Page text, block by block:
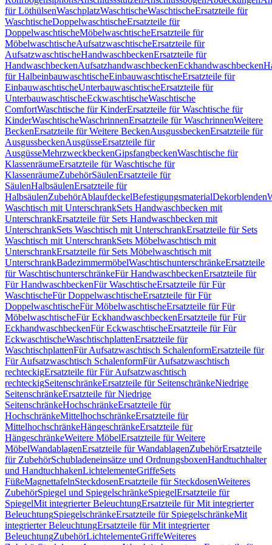
für LöthülsenWaschplatzWaschtischeWaschtischeErsatzteile für
WaschtischeDoppelwaschtischeErsatzteile für
DoppelwaschtischeMöbelwaschtischeErsatzteile für
MöbelwaschtischeAufsatzwaschtischeErsatzteile für
AufsatzwaschtischeHandwaschbeckenErsatzteile für
HandwaschbeckenAufsatzhandwaschbeckenEckhandwaschbecken
für HalbeinbauwaschtischeEinbauwaschtischeErsatzteile für
EinbauwaschtischeUnterbauwaschtischeErsatzteile für
UnterbauwaschtischeEckwaschtischeWaschtische
ComfortWaschtische für KinderErsatzteile für Waschtische für
KinderWaschtischeWaschrinnenErsatzteile für WaschrinnenWeitere
BeckenErsatzteile für Weitere BeckenAusgussbeckenErsatzteile für
AusgussbeckenAusgüsseErsatzteile für
AusgüsseMehrzweckbeckenGipsfangbeckenWaschtische für
KlassenräumeErsatzteile für Waschtische für
KlassenräumeZubehörSäulenErsatzteile für
SäulenHalbsäulenErsatzteile für
HalbsäulenZubehörAblaufdeckelBefestigungsmaterialDekorblenden
Waschtisch mit UnterschrankSets Handwaschbecken mit
UnterschrankErsatzteile für Sets Handwaschbecken mit
UnterschrankSets Waschtisch mit UnterschrankErsatzteile für Sets
Waschtisch mit UnterschrankSets Möbelwaschtisch mit
UnterschrankErsatzteile für Sets Möbelwaschtisch mit
UnterschrankBadezimmermöbelWaschtischunterschränkeErsatzteile
für WaschtischunterschränkeFür HandwaschbeckenErsatzteile für
Für HandwaschbeckenFür WaschtischeErsatzteile für Für
WaschtischeFür DoppelwaschtischeErsatzteile für Für
DoppelwaschtischeFür MöbelwaschtischeErsatzteile für Für
MöbelwaschtischeFür EckhandwaschbeckenErsatzteile für Für
EckhandwaschbeckenFür EckwaschtischeErsatzteile für Für
EckwaschtischeWaschtischplattenErsatzteile für
WaschtischplattenFür Aufsatzwaschtisch SchalenformErsatzteile für
Für Aufsatzwaschtisch SchalenformFür Aufsatzwaschtisch
rechteckigErsatzteile für Für Aufsatzwaschtisch
rechteckigSeitenschränkeErsatzteile für SeitenschränkeNiedrige
SeitenschränkeErsatzteile für Niedrige
SeitenschränkeHochschränkeErsatzteile für
HochschränkeMittelhochschränkeErsatzteile für
MittelhochschränkeHängeschränkeErsatzteile für
HängeschränkeWeitere MöbelErsatzteile für Weitere
MöbelWandablagenErsatzteile für WandablagenZubehörErsatzteile
für ZubehörSchubladeneinsätze und OrdnungsboxenHandtuchhalter
und HandtuchhakenLichtelementeGriffeSets
FüßeMagnettafelnSteckdosenErsatzteile für SteckdosenWeiteres
ZubehörSpiegel und SpiegelschränkeSpiegelErsatzteile für
SpiegelMit integrierter BeleuchtungErsatzteile für Mit integrierter
BeleuchtungSpiegelschränkeErsatzteile für SpiegelschränkeMit
integrierter BeleuchtungErsatzteile für Mit integrierter
BeleuchtungZubehörLichtelementeGriffeWeiteres